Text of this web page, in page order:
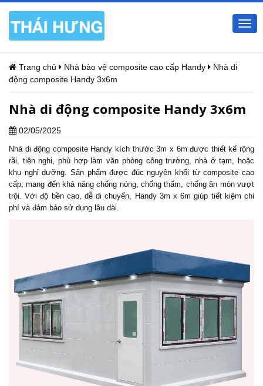
Trang chủ Nhà bảo vệ composite cao cấp Handy
Nhà di
động composite Handy 3x6m
Nhà di động composite Handy 3x6m
02/05/2025
Nhà di động composite Handy kích thước 3m x 6m được thiết kế rộng
rãi, tiện nghi, phù hợp làm văn phòng công trường, nhà ở tạm, hoặc
khu nghỉ dưỡng. Sản phẩm được đúc nguyên khối từ composite cao
cấp, mang đến khả năng chống nóng, chống thấm, chống ăn mòn vượt
trội. Với độ bền cao, dễ di chuyển, Handy 3m x 6m giúp tiết kiệm chi
phí và đảm bảo sử dụng lâu dài.